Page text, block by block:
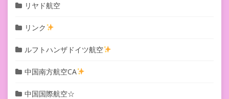
リヤド航空
リンク
ルフトハンザドイツ航空
中国南方航空CA
中国国際航空☆